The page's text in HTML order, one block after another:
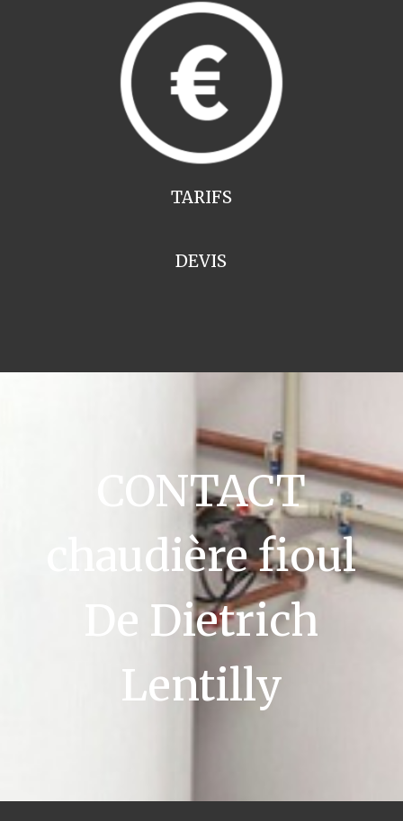
TARIFS
DEVIS
CONTACT
chaudière fioul
De Dietrich
Lentilly